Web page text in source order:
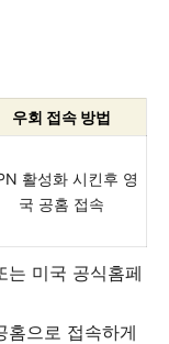
우회 접속 방법
활성화 시킨후 영
국 공홈 접속
는 미국 공식홈페
홈으로 접속하게